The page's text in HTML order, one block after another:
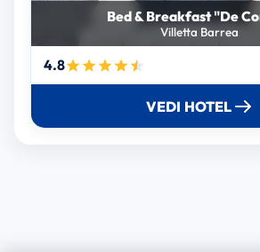
Bed & Breakfast "De
Villetta Barrea
4.8
VEDI HOTEL